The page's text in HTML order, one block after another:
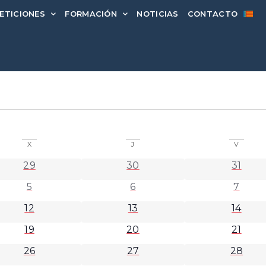
FORMACIÓN NOTICIAS CONTACTO
X J V
0 eventos
29 0 eventos
30 0
31
0 eventos
5 0 eventos
6 0
7
0 eventos
12 0 eventos
13 0
14
0 eventos
19 0 eventos
20 0
21
0 eventos
26 0 eventos
27 0
28